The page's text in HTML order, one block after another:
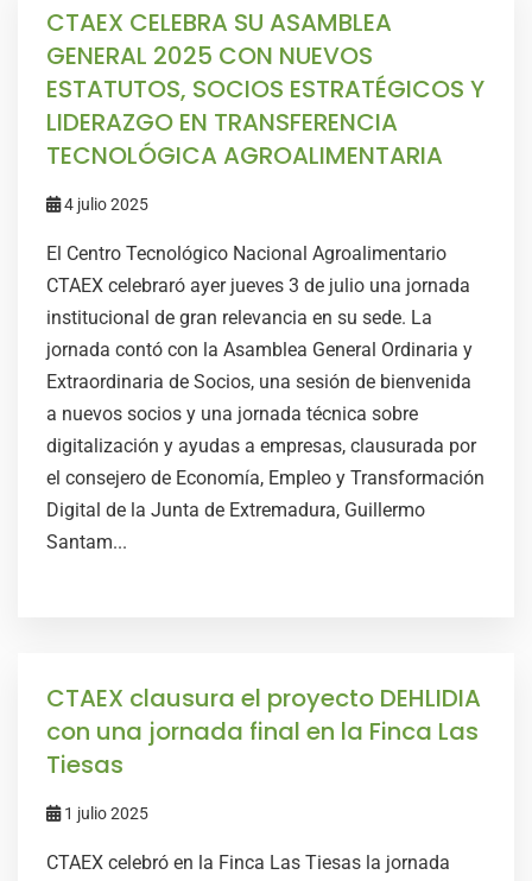
CTAEX CELEBRA SU ASAMBLEA
GENERAL 2025 CON NUEVOS
ESTATUTOS, SOCIOS ESTRATÉGICOS Y
LIDERAZGO EN TRANSFERENCIA
TECNOLÓGICA AGROALIMENTARIA
4 julio 2025
El Centro Tecnológico Nacional Agroalimentario
CTAEX celebraró ayer jueves 3 de julio una jornada
institucional de gran relevancia en su sede. La
jornada contó con la Asamblea General Ordinaria y
Extraordinaria de Socios, una sesión de bienvenida
a nuevos socios y una jornada técnica sobre
digitalización y ayudas a empresas, clausurada por
el consejero de Economía, Empleo y Transformación
Digital de la Junta de Extremadura, Guillermo
Santam...
CTAEX clausura el proyecto DEHLIDIA
con una jornada final en la Finca Las
Tiesas
1 julio 2025
CTAEX celebró en la Finca Las Tiesas la jornada